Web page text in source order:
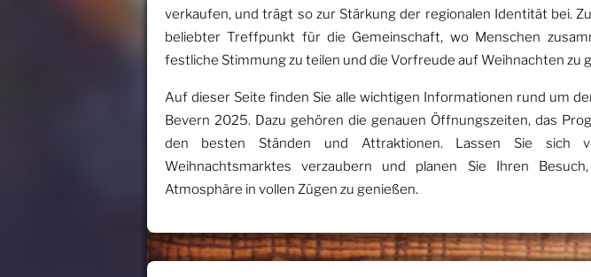
verkaufen, und trägt so zur Stärkung der regionalen Identität bei.
beliebter Treffpunkt für die Gemeinschaft, wo Menschen
festliche Stimmung zu teilen und die Vorfreude auf Weihnachten zu
Auf dieser Seite finden Sie alle wichtigen Informationen rund um
Bevern 2025. Dazu gehören die genauen Öffnungszeiten, das
den besten Ständen und Attraktionen. Lassen Sie sich
Weihnachtsmarktes verzaubern und planen Sie Ihren
Atmosphäre in vollen Zügen zu genießen.